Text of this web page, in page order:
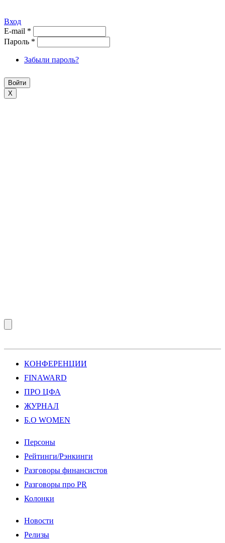
Вход
E-mail *
Пароль *
Забыли пароль?
X
КОНФЕРЕНЦИИ
FINAWARD
ПРО ЦФА
ЖУРНАЛ
Б.О WOMEN
Персоны
Рейтинги/Рэнкинги
Разговоры финансистов
Разговоры про PR
Колонки
Новости
Релизы